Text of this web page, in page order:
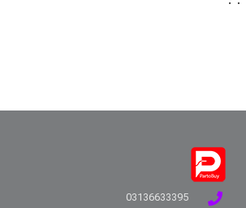
03136633395